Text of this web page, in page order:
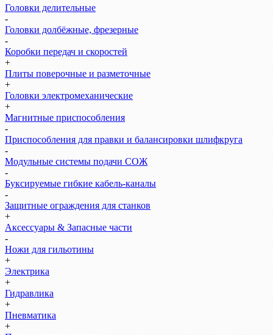
Головки делительные
-
Головки долбёжные, фрезерные
-
Коробки передач и скоростей
+
Плиты поверочные и разметочные
+
Головки электромеханические
+
Магнитные приспособления
-
Приспособления для правки и балансировки шлифкруга
-
Модульные системы подачи СОЖ
-
Буксируемые гибкие кабель-каналы
-
Защитные ограждения для станков
+
Аксессуары & Запасные части
-
Ножи для гильотины
+
Электрика
+
Гидравлика
+
Пневматика
+